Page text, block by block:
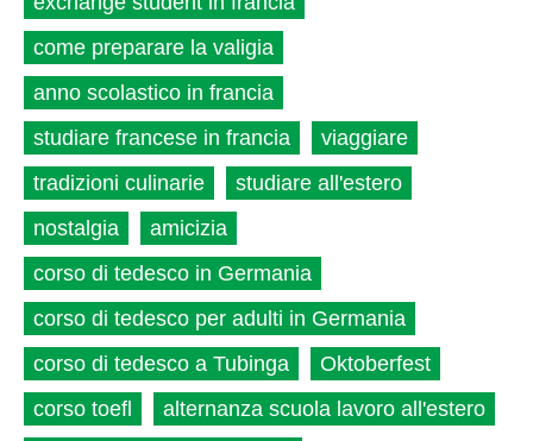
come preparare la valigia
anno scolastico in francia
studiare francese in francia
viaggiare
tradizioni culinarie
studiare all'estero
nostalgia
amicizia
corso di tedesco in Germania
corso di tedesco per adulti in Germania
corso di tedesco a Tubinga
Oktoberfest
corso toefl
alternanza scuola lavoro all'estero